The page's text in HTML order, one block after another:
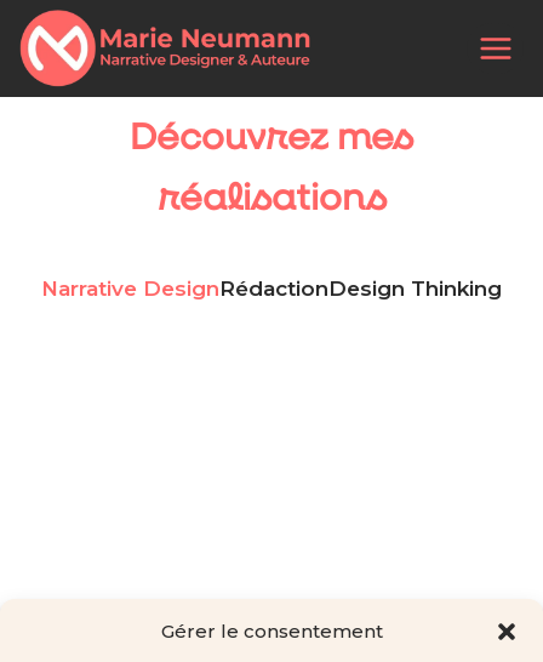
Gérer le consentement
Découvrez mes
réalisations
Narrative DesignRédactionDesign Thinking